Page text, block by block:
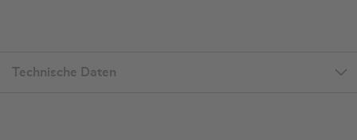
Technische Daten